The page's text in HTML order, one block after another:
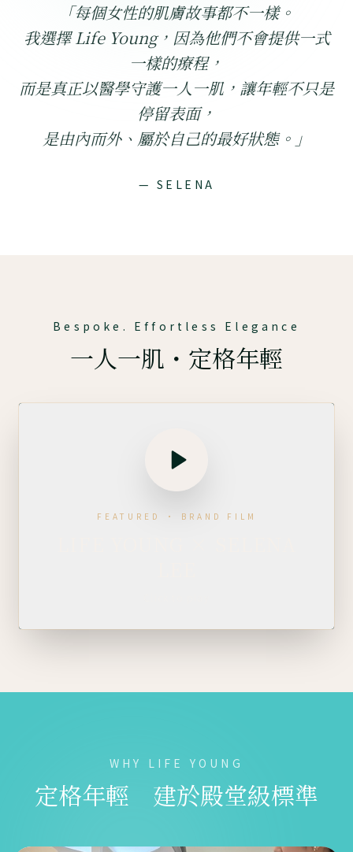
「每個女性的肌膚故事都不一樣。
我選擇 Life Young，因為他們不會提供一式
一樣的療程，
而是真正以醫學守護一人一肌，讓年輕不只是
停留表面，
是由內而外、屬於自己的最好狀態。 」
— SELENA
Bespoke. Effortless Elegance
一人一肌・定格年輕
FEATURED · BRAND FILM
WHY LIFE YOUNG
定格年輕 建於殿堂級標準